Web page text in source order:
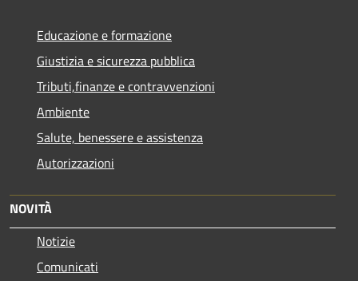
Educazione e formazione
Giustizia e sicurezza pubblica
Tributi,finanze e contravvenzioni
Ambiente
Salute, benessere e assistenza
Autorizzazioni
NOVITÀ
Notizie
Comunicati